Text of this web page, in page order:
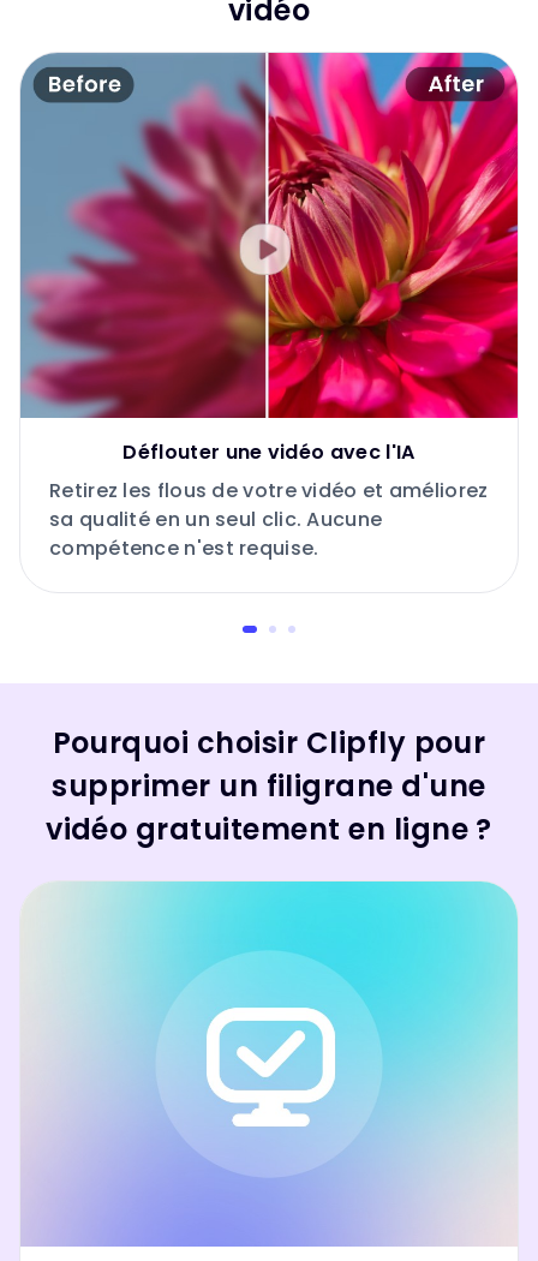
vidéo
Déflouter une vidéo avec l'IA
Retirez les flous de votre vidéo et améliorez
sa qualité en un seul clic. Aucune
compétence n'est requise.
Pourquoi choisir Clipfly pour
supprimer un filigrane d'une
vidéo gratuitement en ligne ?